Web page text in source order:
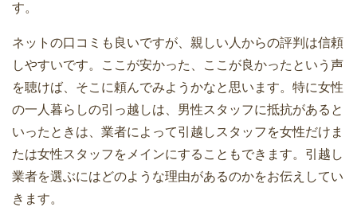
引越し費用を安くするため自分でするメ
リットとデメリット
一人暮らし女性の引越しで防犯上気をつ
す。
ネットの口コミも良いですが、親しい人からの評判は信頼
しやすいです。ここが安かった、ここが良かったという声
を聴けば、そこに頼んでみようかなと思います。特に女性
の一人暮らしの引っ越しは、男性スタッフに抵抗があると
いったときは、業者によって引越しスタッフを女性だけま
たは女性スタッフをメインにすることもできます。引越し
業者を選ぶにはどのような理由があるのかをお伝えしてい
きます。